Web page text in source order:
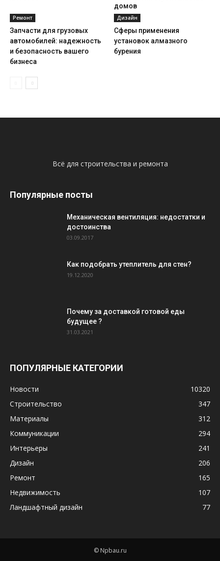
домов
Ремонт
Запчасти для грузовых
автомобилей: надежность
и безопасность вашего
бизнеса
Дизайн
Сферы применения
установок алмазного
бурения
Всё для строительства и ремонта
Популярные посты
Механическая вентиляция: недостатки и
достоинства
03.09.2017
Как подобрать утеплитель для стен?
19.12.2020
Почему за доставкой готовой еды
будущее ?
31.03.2021
ПОПУЛЯРНЫЕ КАТЕГОРИИ
Новости
10320
Строительство
347
Материалы
312
Коммуникации
294
Интерьеры
241
Дизайн
206
Ремонт
165
Недвижимость
107
Ландшафтный дизайн
77
© Npbau.ru